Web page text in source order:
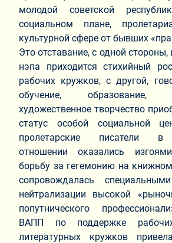
молодой советской
социальном плане,
культурной сфере от бывших
Это отставание, с одной стороны,
нэпа приходится стихийный
рабочих кружков, с другой,
обучение,
художественное творчество
статус особой социальной
пролетарские писатели в
отношении оказались
борьбу за гегемонию на
сопровождалась
нейтрализации высокой
попутнического
ВАПП по поддержке
литературных кружков